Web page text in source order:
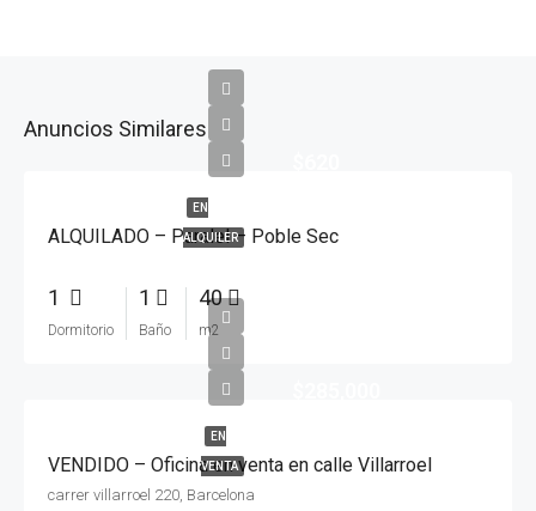
Anuncios Similares
EN
ALQUILER
ALQUILADO – Paralel – Poble Sec
1
Dormitorio
1
Baño
40
m2
EN
VENTA
VENDIDO – Oficina en venta en calle Villarroel
carrer villarroel 220, Barcelona